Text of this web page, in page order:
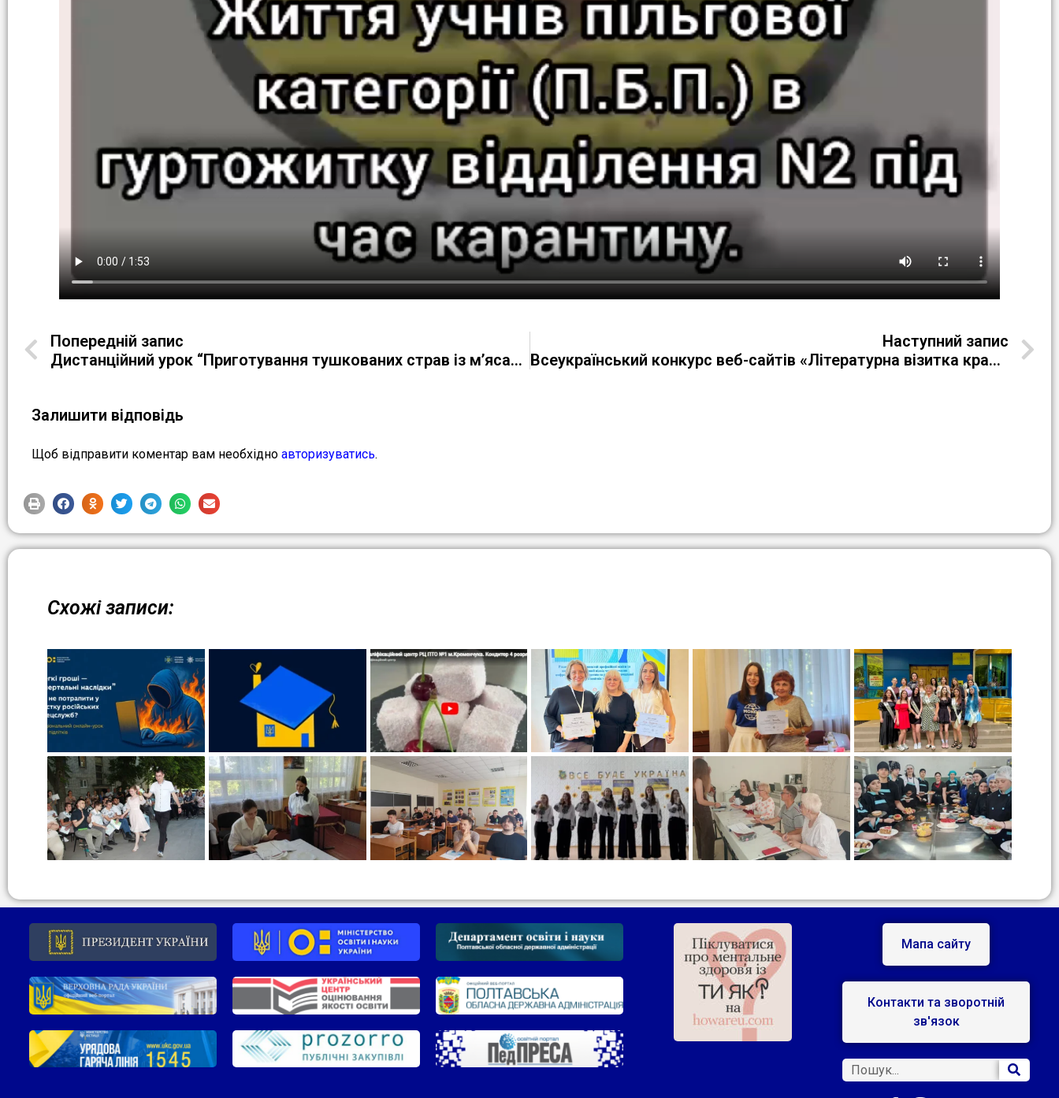
Попередній запис
Дистанційний урок “Приготування тушкованих страв із м’яса” (відділення № 1)
Наступний запис
Всеукраїнський конкурс веб-сайтів «Літературна візитка краю»
Залишити відповідь
Щоб відправити коментар вам необхідно авторизуватись.
Схожі записи:
Мапа сайту
Контакти та зворотній
зв'язок